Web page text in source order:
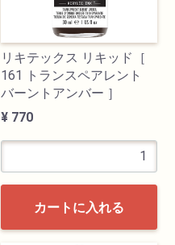
リキテックス リキッド［
161 トランスペアレント
バーントアンバー ］
¥ 770
カートに入れる